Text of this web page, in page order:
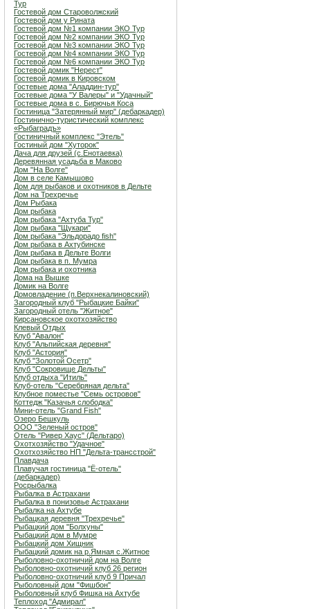
Тур
Гостевой дом Староволжский
Гостевой дом у Рината
Гостевой дом №1 компании ЭКО Тур
Гостевой дом №2 компании ЭКО Тур
Гостевой дом №3 компании ЭКО Тур
Гостевой дом №4 компании ЭКО Тур
Гостевой дом №6 компании ЭКО Тур
Гостевой домик "Нерест"
Гостевой домик в Кировском
Гостевые дома "Аладдин-тур"
Гостевые дома "У Валеры" и "Удачный"
Гостевые дома в с. Бирючья Коса
Гостиница "Затерянный мир" (дебаркадер)
Гостинично-туристический комплекс
«Рыбаградъ»
Гостиничный комплекс "Этель"
Гостиный дом "Хуторок"
Дача для друзей (с.Енотаевка)
Деревянная усадьба в Маково
Дом "На Волге"
Дом в селе Камышово
Дом для рыбаков и охотников в Дельте
Дом на Трехречье
Дом Рыбака
Дом рыбака
Дом рыбака "Ахтуба Тур"
Дом рыбака "Щукари"
Дом рыбака "Эльдорадо fish"
Дом рыбака в Ахтубинске
Дом рыбака в Дельте Волги
Дом рыбака в п. Мумра
Дом рыбака и охотника
Дома на Вышке
Домик на Волге
Домовладение (п.Верхнекалиновский)
Загородный клуб "Рыбацкие Байки"
Загородный отель "Житное"
Кирсановское охотхозяйство
Клевый Отдых
Клуб "Авалон"
Клуб "Альпийская деревня"
Клуб "Астория"
Клуб "Золотой Осетр"
Клуб "Сокровище Дельты"
Клуб отдыха "Итиль"
Клуб-отель "Серебряная дельта"
Клубное поместье "Семь островов"
Коттедж "Казачья слободка"
Мини-отель "Grand Fish"
Озеро Бешкуль
ООО "Зеленый остров"
Отель "Ривер Хаус" (Дельтаро)
Охотхозяйство "Удачное"
Охотхозяйство НП "Дельта-трансстрой"
Плавдача
Плавучая гостиница "Ё-отель"
(дебаркадер)
Росрыбалка
Рыбалка в Астрахани
Рыбалка в понизовье Астрахани
Рыбалка на Ахтубе
Рыбацкая деревня "Трехречье"
Рыбацкий дом "Болхуны"
Рыбацкий дом в Мумре
Рыбацкий дом Хищник
Рыбацкий домик на р.Ямная с.Житное
Рыболовно-охотничий дом на Волге
Рыболовно-охотничий клуб 26 регион
Рыболовно-охотничий клуб 9 Причал
Рыболовный дом "Фишбон"
Рыболовный клуб Фишка на Ахтубе
Теплоход "Адмирал"